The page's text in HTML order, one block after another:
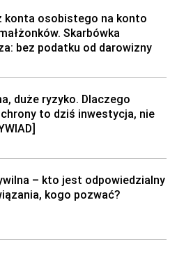
konta osobistego na konto
Skarbówka
bez podatku od darowizny
duże ryzyko. Dlaczego
to dziś inwestycja, nie
– kto jest odpowiedzialny
kogo pozwać?